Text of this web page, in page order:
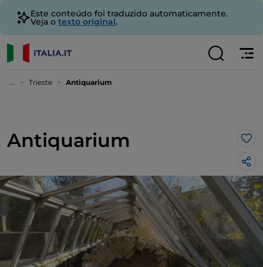
Este conteúdo foi traduzido automaticamente.
Veja o texto original.
... Trieste Antiquarium
Antiquarium